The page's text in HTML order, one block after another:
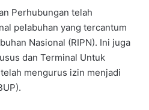
Perhubungan telah
pelabuhan yang tercantum
Nasional (RIPN). Ini juga
dan Terminal Untuk
mengurus izin menjadi